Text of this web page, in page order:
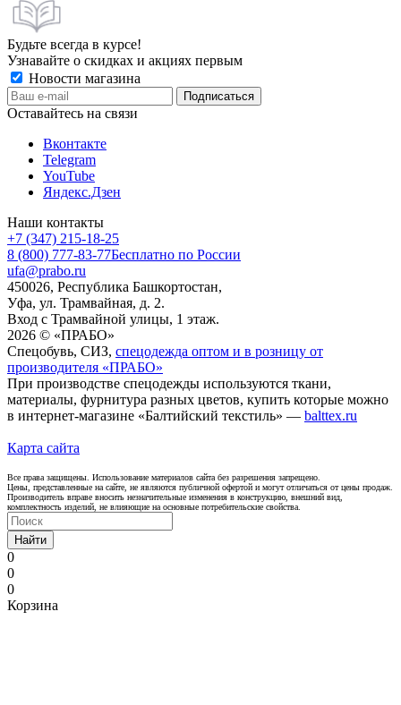
Будьте всегда в курсе!
Узнавайте о скидках и акциях первым
Новости магазина
Оставайтесь на связи
Вконтакте
Telegram
YouTube
Яндекс.Дзен
Наши контакты
+7 (347) 215-18-25
8 (800) 777-83-77Бесплатно по России
ufa@prabo.ru
450026, Республика Башкортостан,
Уфа, ул. Трамвайная, д. 2.
Вход с Трамвайной улицы, 1 этаж.
2026 © «ПРАБО»
Спецобувь, СИЗ, спецодежда оптом и в розницу от
производителя «ПРАБО»
При производстве спецодежды используются ткани,
материалы, фурнитура разных цветов, купить которые можно
в интернет-магазине «Балтийский текстиль» — balttex.ru
Карта сайта
Все права защищены. Использование материалов сайта без разрешения запрещено.
Цены, представленные на сайте, не являются публичной офертой и могут отличаться от цены продаж.
Производитель вправе вносить незначительные изменения в конструкцию, внешний вид,
комплектность изделий, не влияющие на основные потребительские свойства.
Найти
0
0
0
Корзина